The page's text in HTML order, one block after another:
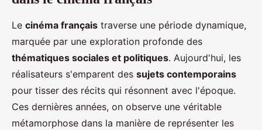
Le cinéma français traverse une période dynamique,
marquée par une exploration profonde des
thématiques sociales et politiques. Aujourd'hui, les
réalisateurs s'emparent des sujets contemporains
pour tisser des récits qui résonnent avec l'époque.
Ces dernières années, on observe une véritable
métamorphose dans la manière de représenter les